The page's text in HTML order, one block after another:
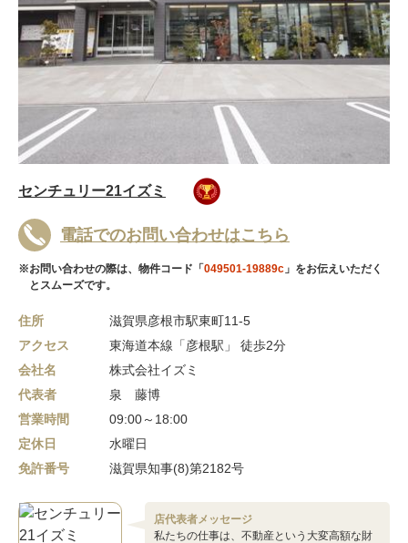
センチュリー21イズミ
電話でのお問い合わせはこちら
※お問い合わせの際は、物件コード「049501-19889c 」をお伝えいただく
とスムーズです。
住所
滋賀県彦根市駅東町11-5
アクセス
東海道本線「彦根駅」 徒歩2分
会社名
株式会社イズミ
代表者
泉 藤博
営業時間
09:00～18:00
定休日
水曜日
免許番号
滋賀県知事(8)第2182号
店代表者メッセージ
私たちの仕事は、不動産という大変高額な財